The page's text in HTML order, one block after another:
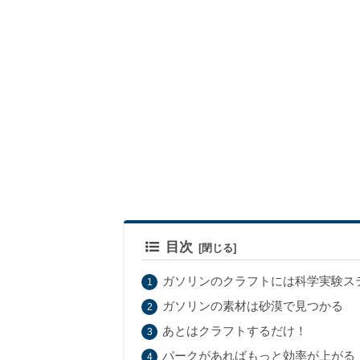
目次
ガソリンのクラフトには科学実験
ガソリンの素材は砂漠で見つかる
あとはクラフトするだけ！
パークがあればもっと効率が上がる